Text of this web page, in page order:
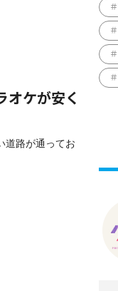
オケが安く
道路が通ってお